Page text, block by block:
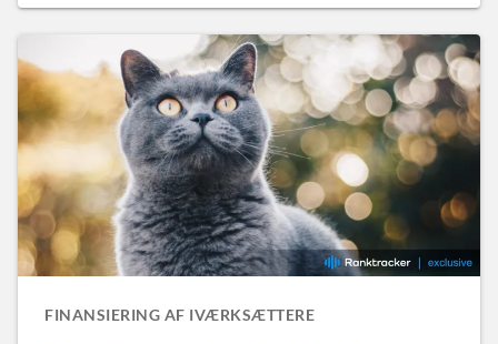
FINANSIERING AF IVÆRKSÆTTERE